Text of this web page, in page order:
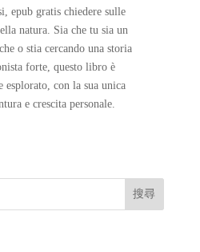
epub gratis chiedere sulle
natura. Sia che tu sia un
o stia cercando una storia
forte, questo libro è
esplorato, con la sua unica
e crescita personale.
搜尋